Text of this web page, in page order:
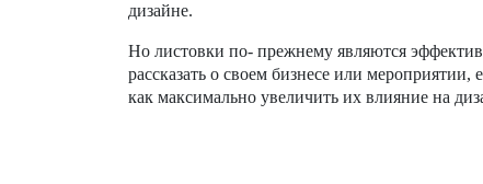
дизайне.
Но листовки по- прежнему являются
рассказать о своем бизнесе или мероприятии,
как максимально увеличить их влияние на